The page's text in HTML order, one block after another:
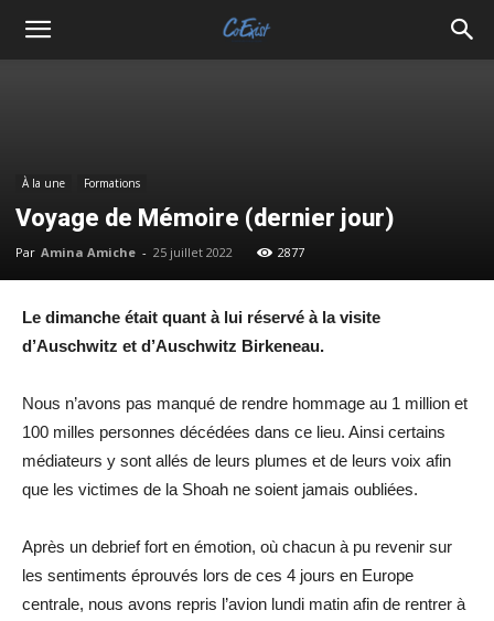
À la une Formations
Voyage de Mémoire (dernier jour)
Par Amina Amiche - 25 juillet 2022 2877
Le dimanche était quant à lui réservé à la visite
d’Auschwitz et d’Auschwitz Birkeneau.
Nous n’avons pas manqué de rendre hommage au 1 million et
100 milles personnes décédées dans ce lieu. Ainsi certains
médiateurs y sont allés de leurs plumes et de leurs voix afin
que les victimes de la Shoah ne soient jamais oubliées.
Après un debrief fort en émotion, où chacun à pu revenir sur
les sentiments éprouvés lors de ces 4 jours en Europe
centrale, nous avons repris l’avion lundi matin afin de rentrer à